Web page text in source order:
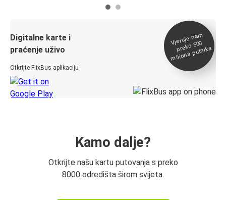
Digitalne karte i
praćenje uživo
Otkrijte FlixBus aplikaciju
Vjeruje na
m
preko 500
miliona putnika
Kamo dalje?
Otkrijte našu kartu putovanja s preko
8000 odredišta širom svijeta.